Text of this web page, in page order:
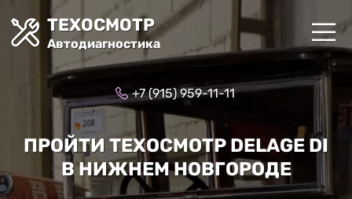
ТЕХОСМОТР
Автодиагностика
+7 (915) 959-11-11
ПРОЙТИ ТЕХОСМОТР DELAGE DI
В НИЖНЕМ НОВГОРОДЕ